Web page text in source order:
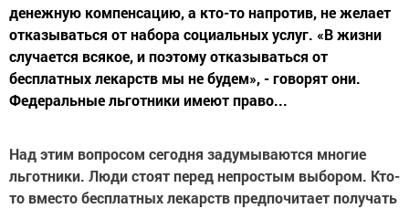
денежную компенсацию, а кто-то напротив, не желает
отказываться от набора социальных услуг. «В жизни
случается всякое, и поэтому отказываться от
бесплатных лекарств мы не будем», - говорят они.
Федеральные льготники имеют право...
Над этим вопросом сегодня задумываются многие
льготники. Люди стоят перед непростым выбором. Кто-
то вместо бесплатных лекарств предпочитает получать